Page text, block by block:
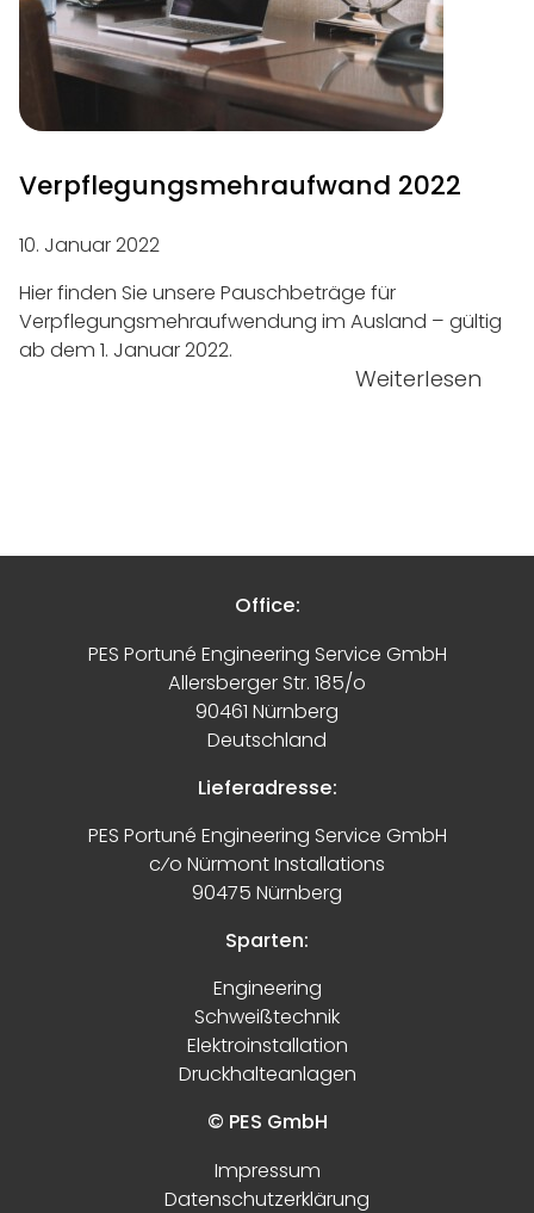
Verpflegungs­mehraufwand 2022
10. Januar 2022
Hier finden Sie unsere Pauschbeträge für
Verpflegungsmehraufwendung im Ausland – gültig
ab dem 1. Januar 2022.
Weiterlesen
Office:
PES Portuné Engineering Service GmbH
Allersberger Str. 185/o
90461 Nürnberg
Deutschland
Lieferadresse:
PES Portuné Engineering Service GmbH
c⁄o Nürmont Installations
90475 Nürnberg
Sparten:
Engineering
Schweißtechnik
Elektroinstallation
Druckhalteanlagen
© PES GmbH
Impressum
Datenschutzerklärung